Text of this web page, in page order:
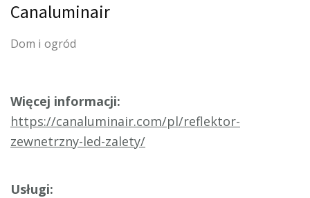
Canaluminair
Dom i ogród
Więcej informacji:
https://canaluminair.com/pl/reflektor-
zewnetrzny-led-zalety/